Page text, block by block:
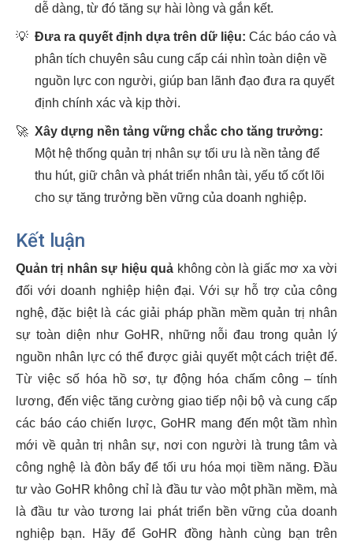
dễ dàng, từ đó tăng sự hài lòng và gắn kết.
💡 Đưa ra quyết định dựa trên dữ liệu: Các báo cáo và
phân tích chuyên sâu cung cấp cái nhìn toàn diện về
nguồn lực con người, giúp ban lãnh đạo đưa ra quyết
định chính xác và kịp thời.
🚀 Xây dựng nền tảng vững chắc cho tăng trưởng:
Một hệ thống quản trị nhân sự tối ưu là nền tảng để
thu hút, giữ chân và phát triển nhân tài, yếu tố cốt lõi
cho sự tăng trưởng bền vững của doanh nghiệp.
Kết luận
Quản trị nhân sự hiệu quả không còn là giấc mơ xa vời
đối với doanh nghiệp hiện đại. Với sự hỗ trợ của công
nghệ, đặc biệt là các giải pháp phần mềm quản trị nhân
sự toàn diện như GoHR, những nỗi đau trong quản lý
nguồn nhân lực có thể được giải quyết một cách triệt để.
Từ việc số hóa hồ sơ, tự động hóa chấm công – tính
lương, đến việc tăng cường giao tiếp nội bộ và cung cấp
các báo cáo chiến lược, GoHR mang đến một tầm nhìn
mới về quản trị nhân sự, nơi con người là trung tâm và
công nghệ là đòn bẩy để tối ưu hóa mọi tiềm năng. Đầu
tư vào GoHR không chỉ là đầu tư vào một phần mềm, mà
là đầu tư vào tương lai phát triển bền vững của doanh
nghiệp bạn. Hãy để GoHR đồng hành cùng bạn trên